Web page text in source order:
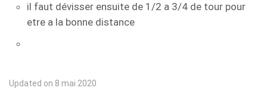
il faut dévisser ensuite de 1/2 a 3/4 de tour pour
etre a la bonne distance
Updated on 8 mai 2020